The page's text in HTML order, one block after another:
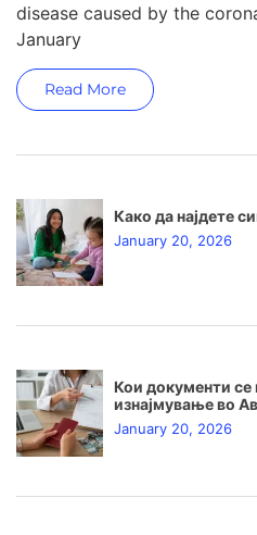
disease caused by the
January
Read More
Како да најдете
January 20, 2026
Кои документи се
изнајмување во
January 20, 2026